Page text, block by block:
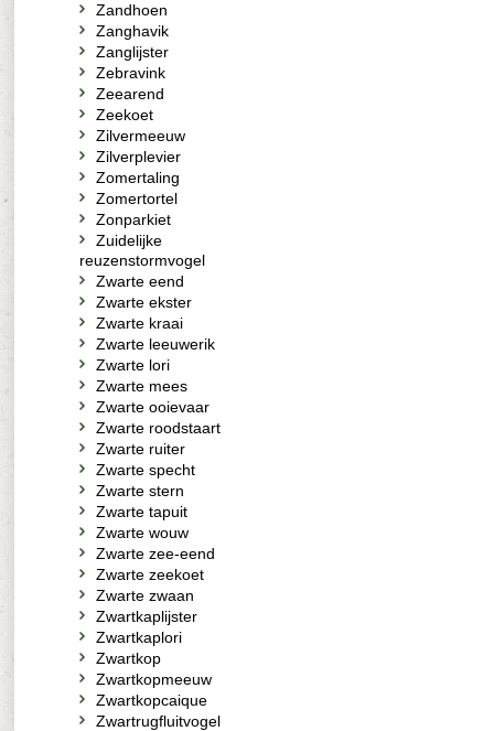
Zandhoen
Zanghavik
Zanglijster
Zebravink
Zeearend
Zeekoet
Zilvermeeuw
Zilverplevier
Zomertaling
Zomertortel
Zonparkiet
Zuidelijke
reuzenstormvogel
Zwarte eend
Zwarte ekster
Zwarte kraai
Zwarte leeuwerik
Zwarte lori
Zwarte mees
Zwarte ooievaar
Zwarte roodstaart
Zwarte ruiter
Zwarte specht
Zwarte stern
Zwarte tapuit
Zwarte wouw
Zwarte zee-eend
Zwarte zeekoet
Zwarte zwaan
Zwartkaplijster
Zwartkaplori
Zwartkop
Zwartkopmeeuw
Zwartkopcaique
Zwartrugfluitvogel